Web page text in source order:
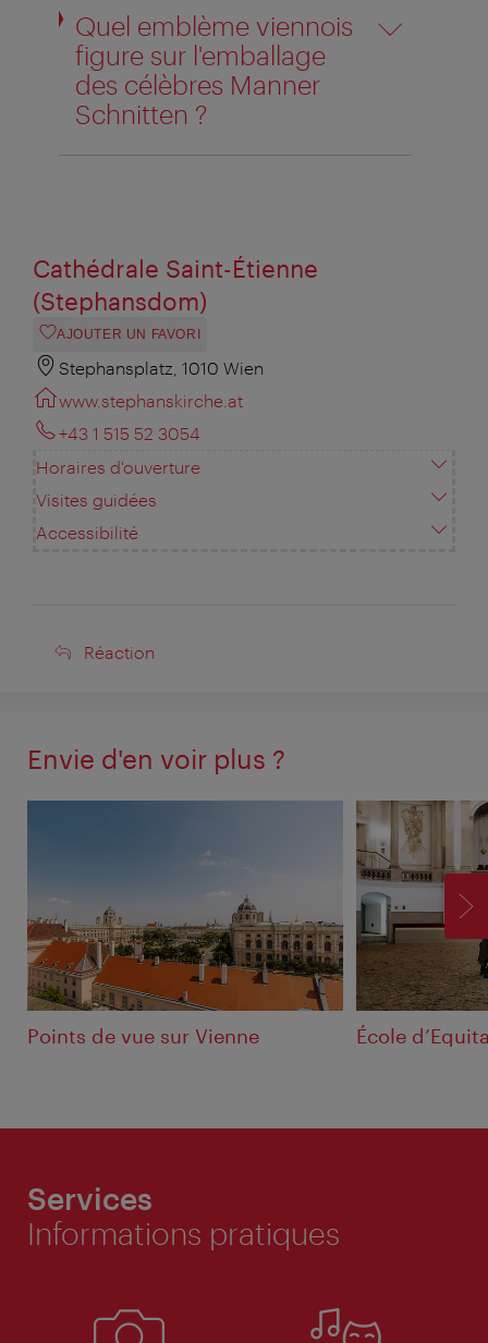
Quel emblème viennois
figure sur l'emballage
des célèbres Manner
Schnitten ?
Cathédrale Saint-Étienne
(Stephansdom)
AJOUTER UN FAVORI
Stephansplatz, 1010 Wien
www.stephanskirche.at
+43 1 515 52 3054
Horaires d'ouverture
Visites guidées
Accessibilité
Réaction
Réaction
Envie d'en voir plus ?
Points de vue sur Vienne École
Services
Informations pratiques